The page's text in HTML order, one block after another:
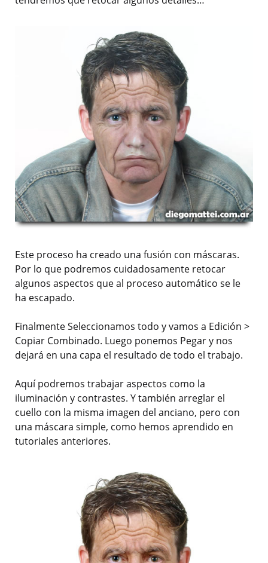
Este proceso ha creado una fusión con máscaras.
Por lo que podremos cuidadosamente retocar
algunos aspectos que al proceso automático se le
ha escapado.
Finalmente Seleccionamos todo y vamos a Edición >
Copiar Combinado. Luego ponemos Pegar y nos
dejará en una capa el resultado de todo el trabajo.
Aquí podremos trabajar aspectos como la
iluminación y contrastes. Y también arreglar el
cuello con la misma imagen del anciano, pero con
una máscara simple, como hemos aprendido en
tutoriales anteriores.